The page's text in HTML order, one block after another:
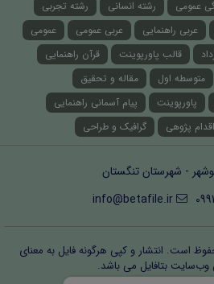
عمومی رشته انسانی
رشته تجربی
عربی راهنمایی عربی عمومی
عمومی
قالب پاورپوینت
قرآن راهنمایی
متوسطه اول
مقاله و تحقیق
پاورپوینت
پیام آسمانی راهنمایی
پژوهی گرافیک و طراحی
- شهرستان تنگستان
info@betafile.ir
است. انتشار و کپی هرگونه فایل‌ به معنای
بتافایل می باشد.